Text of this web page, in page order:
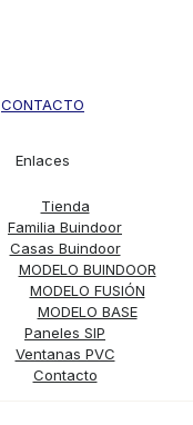
CONTACTO
Enlaces
Tienda
Familia Buindoor
Casas Buindoor
MODELO BUINDOOR
MODELO FUSIÓN
MODELO BASE
Paneles SIP
Ventanas PVC
Contacto